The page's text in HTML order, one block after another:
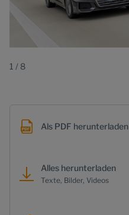
1 / 8
Als PDF herunterladen
Alles herunterladen
Texte, Bilder, Videos